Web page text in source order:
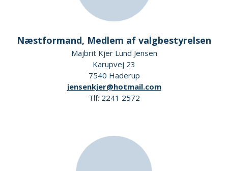
Næstformand, Medlem af valgbestyrelsen
Majbrit Kjer Lund Jensen
Karupvej 23
7540 Haderup
jensenkjer@hotmail.com
Tlf: 2241 2572